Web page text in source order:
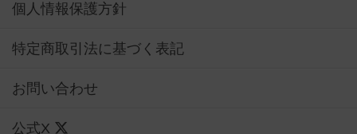
個人情報保護方針
特定商取引法に基づく表記
お問い合わせ
公式X